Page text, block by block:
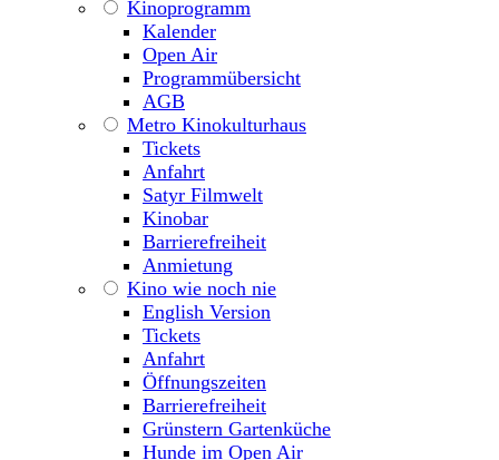
Kinoprogramm
Kalender
Open Air
Programmübersicht
AGB
Metro Kinokulturhaus
Tickets
Anfahrt
Satyr Filmwelt
Kinobar
Barrierefreiheit
Anmietung
Kino wie noch nie
English Version
Tickets
Anfahrt
Öffnungszeiten
Barrierefreiheit
Grünstern Gartenküche
Hunde im Open Air